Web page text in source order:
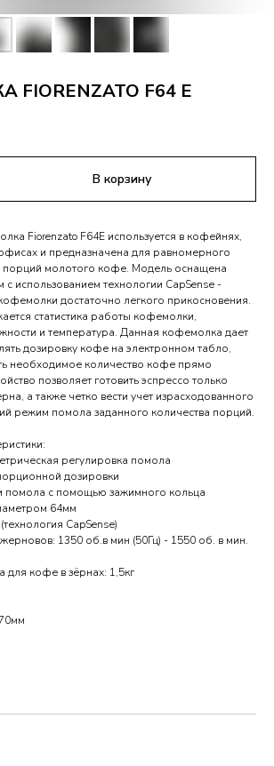
F64 Е
В корзину
Fiorenzato F64E используется в кофейнях,
и предназначена для равномерного
порций молотого кофе.​ Модель оснащена
использованием технологии CapSense -
достаточно легкого прикосновения.
статистика работы кофемолки,
и температура. Данная кофемолка дает
дозировку кофе на электронном табло,
необходимое количество кофе прямо
позволяет готовить эспрессо только
а также четко вести учет израсходованного
режим помола заданного количества порций.
регулировка помола
дозировки
помола с помощью зажимного кольца
64мм
CapSense)
1350 об.в мин (50Гц) - 1550 об. в мин.
для кофе в зёрнах: 1,5кг